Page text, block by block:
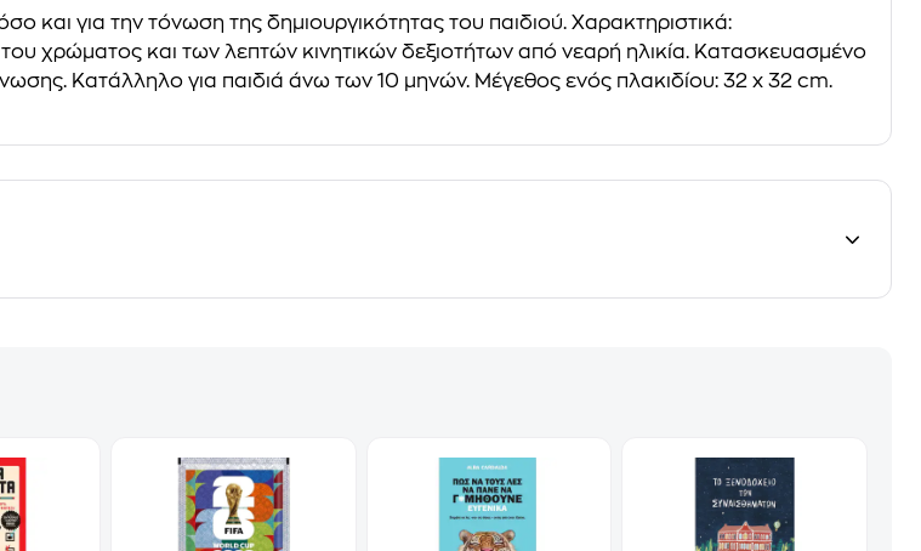
και για την τόνωση της δημιουργικότητας του παιδιού. Χαρακτηριστικά:
του χρώματος και των λεπτών κινητικών δεξιοτήτων από νεαρή ηλικία. Κατασκευασμένο
Κατάλληλο για παιδιά άνω των 10 μηνών. Μέγεθος ενός πλακιδίου: 32 x 32 cm.